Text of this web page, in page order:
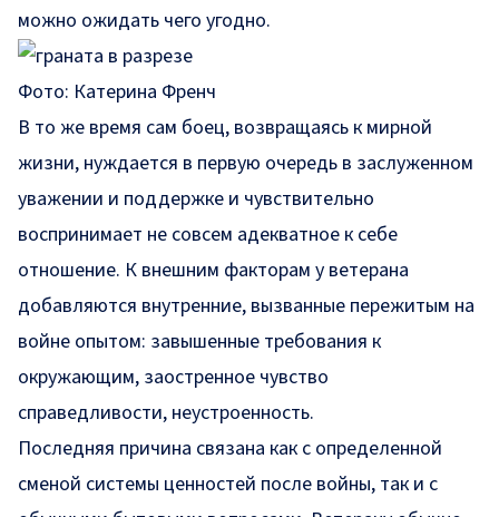
можно ожидать чего угодно.
Фото: Катерина Френч
В то же время сам боец, возвращаясь к мирной
жизни, нуждается в первую очередь в заслуженном
уважении и поддержке и чувствительно
воспринимает не совсем адекватное к себе
отношение. К внешним факторам у ветерана
добавляются внутренние, вызванные пережитым на
войне опытом: завышенные требования к
окружающим, заостренное чувство
справедливости, неустроенность.
Последняя причина связана как с определенной
сменой системы ценностей после войны, так и с